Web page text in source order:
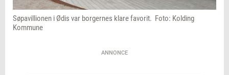
Søpavillionen i Ødis var borgernes klare favorit. Foto: Kolding
Kommune
ANNONCE